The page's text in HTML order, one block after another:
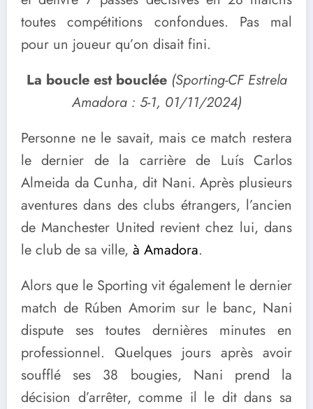
toutes compétitions confondues. Pas mal
pour un joueur qu’on disait fini.
La boucle est bouclée (Sporting-CF Estrela
Amadora : 5-1, 01/11/2024)
Personne ne le savait, mais ce match restera
le dernier de la carrière de Luís Carlos
Almeida da Cunha, dit Nani. Après plusieurs
aventures dans des clubs étrangers, l’ancien
de Manchester United revient chez lui, dans
le club de sa ville, à Amadora.
Alors que le Sporting vit également le dernier
match de Rúben Amorim sur le banc, Nani
dispute ses toutes dernières minutes en
professionnel. Quelques jours après avoir
soufflé ses 38 bougies, Nani prend la
décision d’arrêter, comme il le dit dans sa